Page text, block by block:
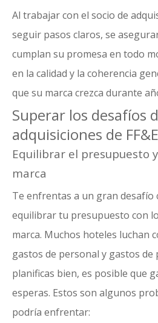
Al trabajar con el socio de
seguir pasos claros, se
cumplan su promesa en todo
en la calidad y la coherencia
que su marca crezca durante
Superar los desafíos
adquisiciones de FF&E
Equilibrar el presupuesto
marca
Te enfrentas a un gran desafío
equilibrar tu presupuesto con
marca. Muchos hoteles luchan
gastos de personal y gastos de
planificas bien, es posible que
esperas. Estos son algunos
podría enfrentar: